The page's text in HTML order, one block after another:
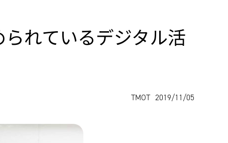
れているデジタル活
TMOT 2019/11/05